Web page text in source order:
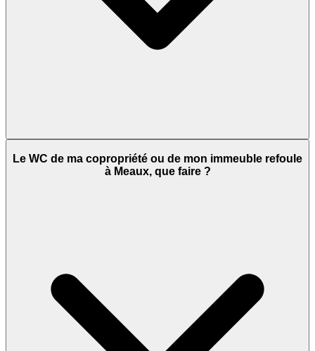
Le WC de ma copropriété ou de mon immeuble refoule
à Meaux, que faire ?